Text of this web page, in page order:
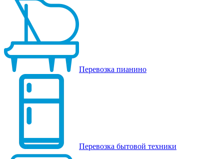
Перевозка пианино
Перевозка бытовой техники